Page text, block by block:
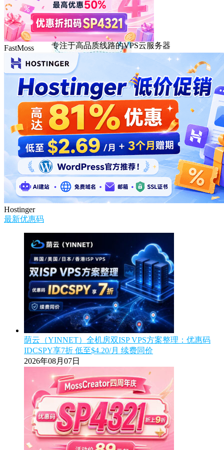
DMIT
专注于高品质线路的VPS云服务器
FastMoss
Hostinger
最新优惠码
荫云（YINNET）全机房双ISP VPS方案整理：优惠码
IDCSPY享7折 低至$4.20/月 续费同价
2026年08月07日